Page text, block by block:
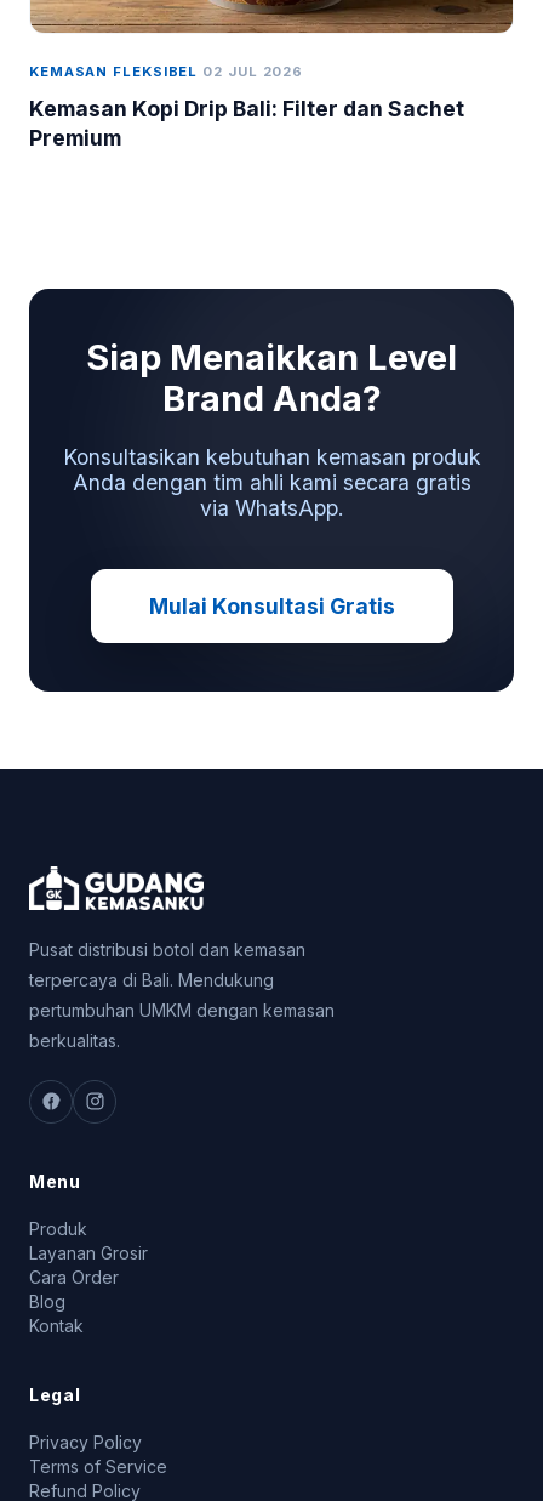
KEMASAN FLEKSIBEL 02 JUL 2026
Kemasan Kopi Drip Bali: Filter dan Sachet
Premium
Siap Menaikkan Level
Brand Anda?
Konsultasikan kebutuhan kemasan produk
Anda dengan tim ahli kami secara gratis
via WhatsApp.
Mulai Konsultasi Gratis
Pusat distribusi botol dan kemasan
terpercaya di Bali. Mendukung
pertumbuhan UMKM dengan kemasan
berkualitas.
Menu
Produk
Layanan Grosir
Cara Order
Blog
Kontak
Legal
Privacy Policy
Terms of Service
Refund Policy